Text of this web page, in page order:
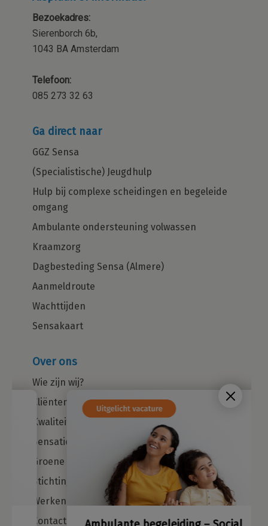
Bezoekadres:
Sierenborch 6b,
1043 BA Amsterdam
Telefoon:
085 273 32 63
Ga direct naar
GGZ Sensa
(Specialistische) Jeugdhulp
Hulp bij complexe scheidingen en begeleide
omgang
Ambulante ondersteuning volwassen
Kraamzorg
Dagbesteding Sensa (Almere)
Aanmeldroute
Wachttijden
Sensakaart
Over ons
Wie zijn wij?
Cliëntenraad
Kwaliteitsbeleid
Sensatieve methodiek
Groene zorg
Stichting Sensa
Werken bij
Contact